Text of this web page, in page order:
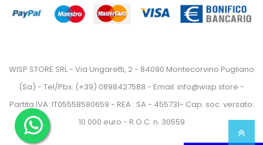
WISP STORE SRL - Via Ungaretti, 2 - 84090 Montecorvino Pugliano
(Sa) - Tel/Pbx: (+39) 0898427588 - Email: info@wisp.store -
Partita IVA: IT05558580659 - REA : SA - 455731- Cap. soc. versato:
10.000 euro - R.O.C. n. 30559